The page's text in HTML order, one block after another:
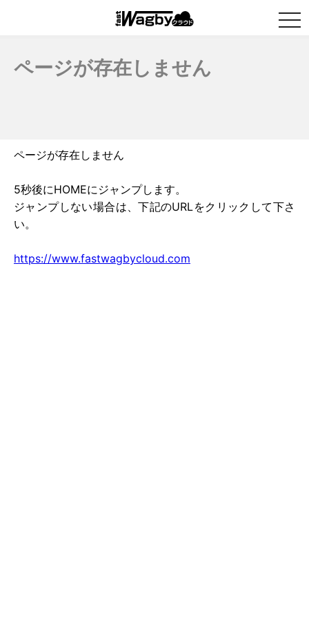
ページが存在しません
ページが存在しません
5秒後にHOMEにジャンプします。
ジャンプしない場合は、下記のURLをクリックして下さ
い。
https://www.fastwagbycloud.com